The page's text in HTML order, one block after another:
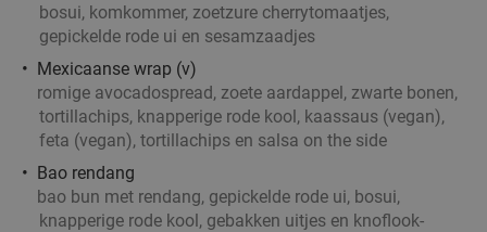
bosui, komkommer, zoetzure cherrytomaatjes,
gepickelde rode ui en sesamzaadjes
Mexicaanse wrap (v)
romige avocadospread, zoete aardappel, zwarte bonen,
tortillachips, knapperige rode kool, kaassaus (vegan),
feta (vegan), tortillachips en salsa on the side
Bao rendang
bao bun met rendang, gepickelde rode ui, bosui,
knapperige rode kool, gebakken uitjes en knoflook-